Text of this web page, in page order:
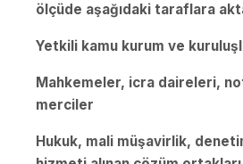
ölçüde aşağıdaki taraflara
Yetkili kamu kurum ve
Mahkemeler, icra daireleri,
merciler
Hukuk, mali müşavirlik,